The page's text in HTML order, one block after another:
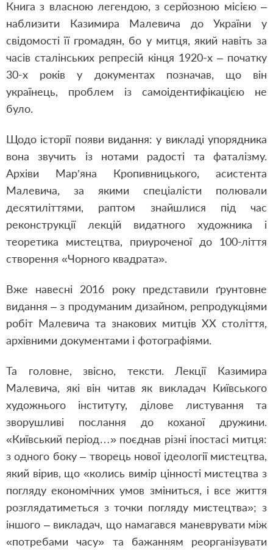
Книга з власною легендою, з серйозною місією ‒
наблизити Казимира Малевича до України у
свідомості її громадян, бо у митця, який навіть за
часів сталінських репресій кінця 1920-х – початку
30-х років у документах позначав, що він
українець, проблем із самоідентифікацією не
було.
Щодо історії появи видання: у викладі упорядника
вона звучить із нотами радості та фаталізму.
Архіви Мар’яна Кропивницького, асистента
Малевича, за якими спеціалісти полювали
десятиліттями, раптом знайшлися під час
реконструкції лекцій видатного художника і
теоретика мистецтва, приуроченої до 100-ліття
створення «Чорного квадрата».
Вже навесні 2016 року представили ґрунтовне
видання – з продуманим дизайном, репродукціями
робіт Малевича та знакових митців ХХ століття,
архівними документами і фотографіями.
Та головне, звісно, тексти. Лекції Казимира
Малевича, які він читав як викладач Київського
художнього інституту, ділове листування та
зворушливі послання до коханої дружини.
«Київський період…» поєднав різні іпостасі митця:
з одного боку – творець нової ідеології мистецтва,
який вірив, що «колись вимір цінності мистецтва з
погляду економіч­них умов зміниться, і все життя
розглядатиметься з точки погляду мистецтва»; з
іншого – викладач, що намагався маневрувати між
«потребами часу» та бажанням реорганізувати